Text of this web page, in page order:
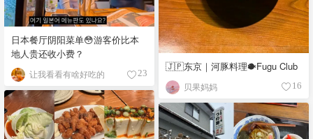
🇯🇵东京｜河豚料理🐡Fugu Club
贝果妈妈 16
日本餐厅阴阳菜单😳游客价比本
地人贵还收小费？
让我看看有啥好吃的 23